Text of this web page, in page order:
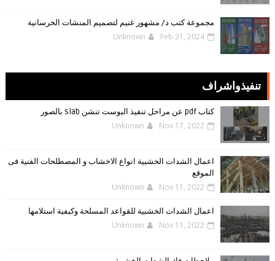
مجموعة كتب د/ مشهور غنيم لتصميم المنشات الخرسانية
Unknown Feb 21, 2024
تنفيذواشراف
كتاب pdf عن مراحل تنفيذ البوست تنشن slab بالصور
Unknown Nov 17, 2022
اعمال الشدات الخشبية انواع الاخشاب و المصطلحات الفنية فى
الموقع
Unknown Nov 11, 2022
اعمال الشدات الخشبية للقواعد المسلحة وكيفية استلامها
Unknown Nov 11, 2022